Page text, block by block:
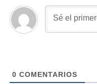
0 COMENTARIOS